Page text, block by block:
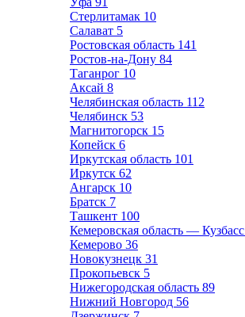
Стерлитамак 10
Салават 5
Ростовская область 141
Ростов-на-Дону 84
Таганрог 10
Аксай 8
Челябинская область 112
Челябинск 53
Магнитогорск 15
Копейск 6
Иркутская область 101
Иркутск 62
Ангарск 10
Братск 7
Ташкент 100
Кемеровская область — Кузбасс
Кемерово 36
Новокузнецк 31
Прокопьевск 5
Нижегородская область 89
Нижний Новгород 56